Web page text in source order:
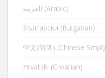
العربية (Arabic)
Български (Bulgarian)
中文(简体) (Chinese Smpl)
Hrvatski (Croatian)